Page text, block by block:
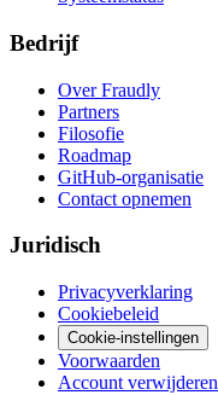
Bedrijf
Over Fraudly
Partners
Filosofie
Roadmap
GitHub-organisatie
Contact opnemen
Juridisch
Privacyverklaring
Cookiebeleid
Cookie-instellingen
Voorwaarden
Account verwijderen